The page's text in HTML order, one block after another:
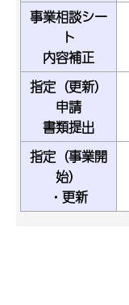
事業相談シー
ト
内容補正
指定（更新）
申請
書類提出
指定（事業開
始）
・更新